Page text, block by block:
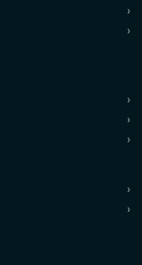
›
›
›
›
›
›
›